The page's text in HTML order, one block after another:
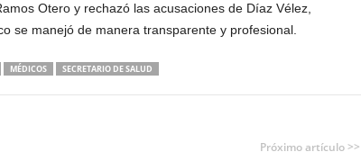
Otero y rechazó las acusaciones de Díaz Vélez,
se manejó de manera transparente y profesional.
MÉDICOS SECRETARIO DE SALUD
Próximo artículo >>